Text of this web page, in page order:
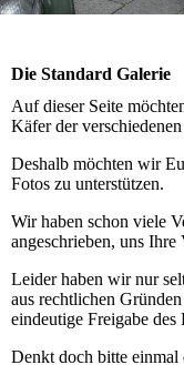
Die Standard Galerie
Auf dieser Seite
Käfer der
Deshalb möchten wir
Fotos zu unterstützen.
Wir haben schon viele
angeschrieben, uns
Leider haben wir nur
aus rechtlichen
eindeutige Freigabe
Denkt doch bitte einmal